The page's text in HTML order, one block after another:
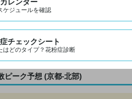
レンダー
ケジュールを確認
チェックシート
はどのタイプ？花粉症診断
ピーク予想 (京都-北部)